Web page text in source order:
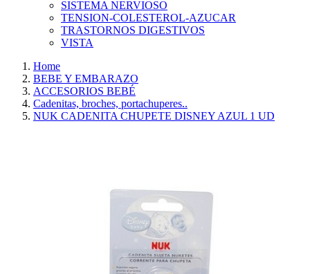
SISTEMA NERVIOSO
TENSION-COLESTEROL-AZUCAR
TRASTORNOS DIGESTIVOS
VISTA
Home
BEBE Y EMBARAZO
ACCESORIOS BEBÉ
Cadenitas, broches, portachuperes..
NUK CADENITA CHUPETE DISNEY AZUL 1 UD